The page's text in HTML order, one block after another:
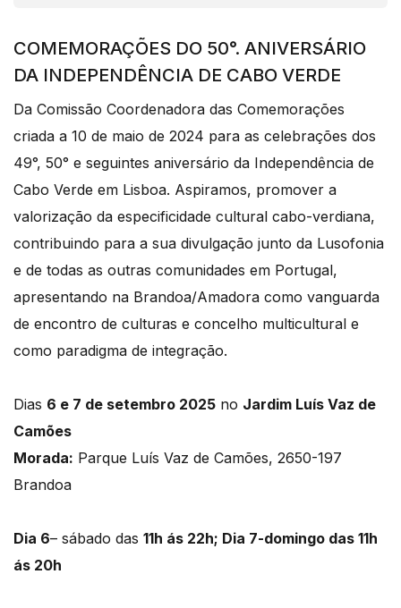
COMEMORAÇÕES DO 50°. ANIVERSÁRIO
DA INDEPENDÊNCIA DE CABO VERDE
Da Comissão Coordenadora das Comemorações
criada a 10 de maio de 2024 para as celebrações dos
49°, 50° e seguintes aniversário da Independência de
Cabo Verde em Lisboa. Aspiramos, promover a
valorização da especificidade cultural cabo-verdiana,
contribuindo para a sua divulgação junto da Lusofonia
e de todas as outras comunidades em Portugal,
apresentando na Brandoa/Amadora como vanguarda
de encontro de culturas e concelho multicultural e
como paradigma de integração.
Dias 6 e 7 de setembro 2025 no Jardim Luís Vaz de
Camões
Morada: Parque Luís Vaz de Camões, 2650-197
Brandoa
Dia 6– sábado das 11h ás 22h; Dia 7-domingo das 11h
ás 20h